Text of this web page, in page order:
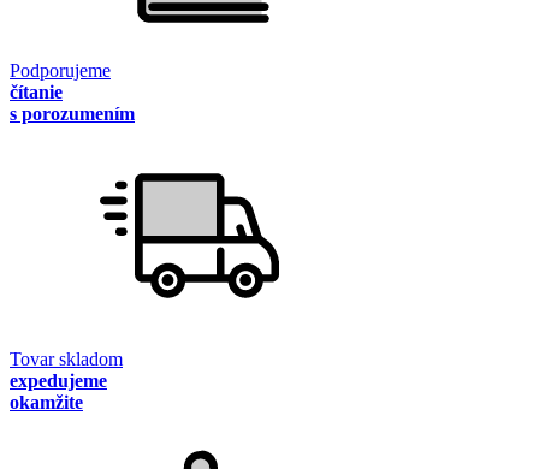
Podporujeme
čítanie
s porozumením
Tovar skladom
expedujeme
okamžite